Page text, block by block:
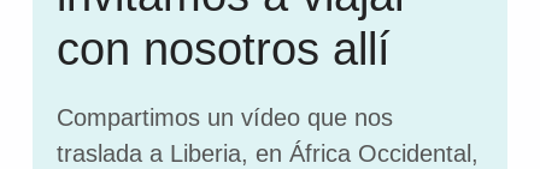
con nosotros allí
Compartimos un vídeo que nos
traslada a Liberia, en África Occidental,